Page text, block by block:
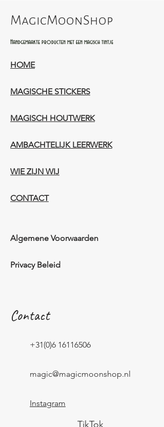
MagicMoonShop
Handgemaakte producten met een magisch tintje
HOME
MAGISCHE STICKERS
MAGISCH HOUTWERK
AMBACHTELIJK LEERWERK​
WIE ZIJN WIJ​​
CONTACT
Algemene Voorwaarden
Privacy Beleid
Contact
+31(0)6 16116506
magic@magicmoonshop.nl
Instagram
TikTok